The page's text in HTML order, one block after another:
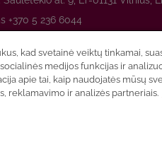
+370 5 236 6044
prekyba@leidykla.vu.lt
kad svetainė veiktų tinkamai,
medijos funkcijas ir
apie tai, kaip naudojatės mūsų
reklamavimo ir analizės partneriais.